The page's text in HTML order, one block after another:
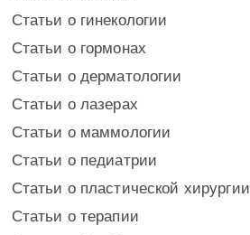
Статьи о гинекологии
Статьи о гормонах
Статьи о дерматологии
Статьи о лазерах
Статьи о маммологии
Статьи о педиатрии
Статьи о пластической хирургии
Статьи о терапии